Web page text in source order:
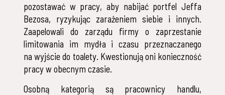
pozostawać w pracy, aby nabijać portfel Jeffa
Bezosa, ryzykując zarażeniem siebie i innych.
Zaapelowali do zarządu firmy o zaprzestanie
limitowania im mydła i czasu przeznaczanego
na wyjście do toalety. Kwestionują oni konieczność
pracy w obecnym czasie.
Osobną kategorią są pracownicy handlu,